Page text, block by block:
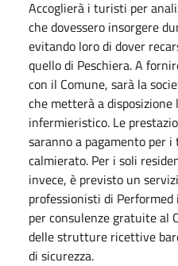
Accoglierà i turisti per
che dovessero insorgere
evitando loro di dover
quello di Peschiera. A
con il Comune, sarà la
che metterà a disposizione
infermieristico. Le
saranno a pagamento per
calmierato. Per i soli
invece, è previsto un
professionisti di
per consulenze gratuite al
delle strutture ricettive
di sicurezza.